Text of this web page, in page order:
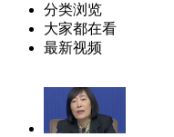
分类浏览
大家都在看
最新视频